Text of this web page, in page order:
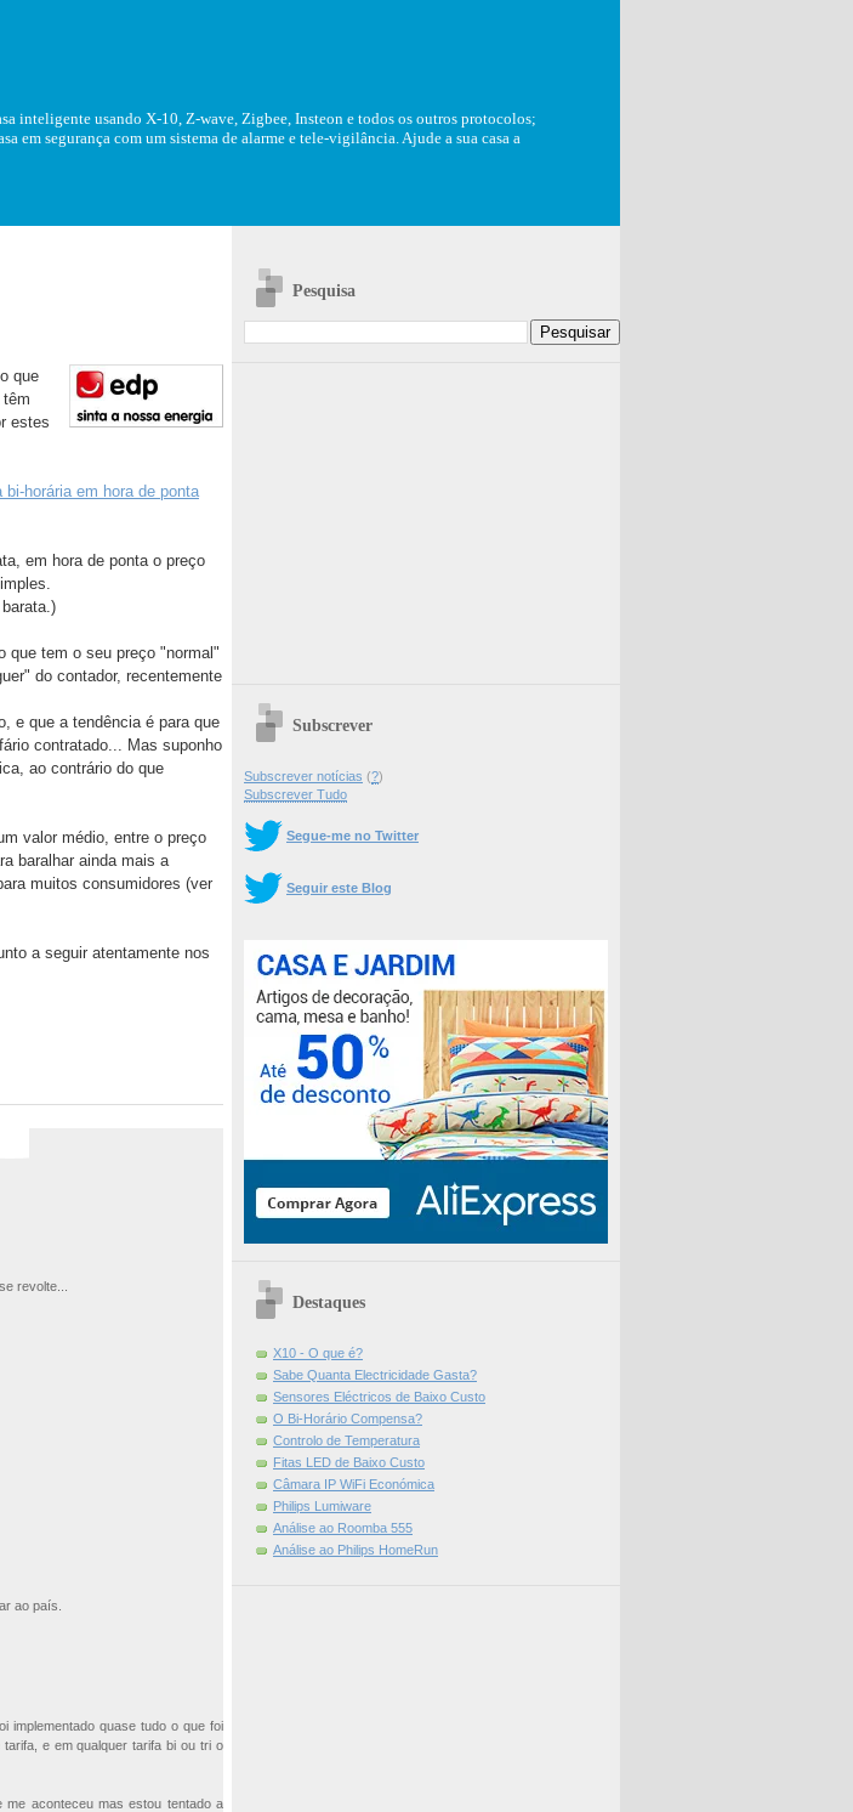
inteligente usando X-10, Z-wave, Zigbee, Insteon e todos os outros protocolos;
em segurança com um sistema de alarme e tele-vigilância. Ajude a sua casa a
que
estes
bi-horária em hora de ponta
em hora de ponta o preço
que tem o seu preço "normal"
do contador, recentemente
e que a tendência é para que
contratado... Mas suponho
ao contrário do que
valor médio, entre o preço
baralhar ainda mais a
muitos consumidores (ver
a seguir atentamente nos
revolte...
ao país.
implementado quase tudo o que foi
e em qualquer tarifa bi ou tri o
me aconteceu mas estou tentado a
Pesquisa
Subscrever
Subscrever notícias (?)
Subscrever Tudo
Segue-me no Twitter
Seguir este Blog
Destaques
X10 - O que é?
Sabe Quanta Electricidade Gasta?
Sensores Eléctricos de Baixo Custo
O Bi-Horário Compensa?
Controlo de Temperatura
Fitas LED de Baixo Custo
Câmara IP WiFi Económica
Philips Lumiware
Análise ao Roomba 555
Análise ao Philips HomeRun